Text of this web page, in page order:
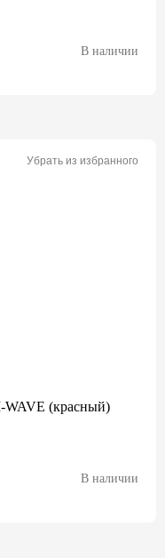
В наличии
Убрать из избранного
WAVE (красный)
В наличии